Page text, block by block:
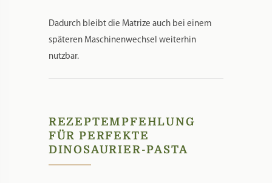
Dadurch bleibt die Matrize auch bei einem
späteren Maschinenwechsel weiterhin
nutzbar.
REZEPTEMPFEHLUNG
FÜR PERFEKTE
DINOSAURIER-PASTA